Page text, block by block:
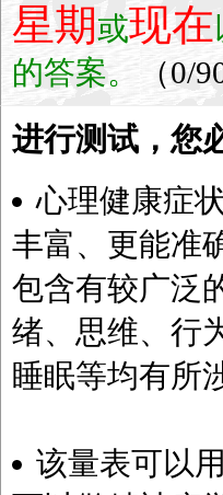
星期或现在
的答案。
（0/
进行测试，您
心理健康症
丰富、更能准
包含有较广泛
绪、思维、行
睡眠等均有所
该量表可以